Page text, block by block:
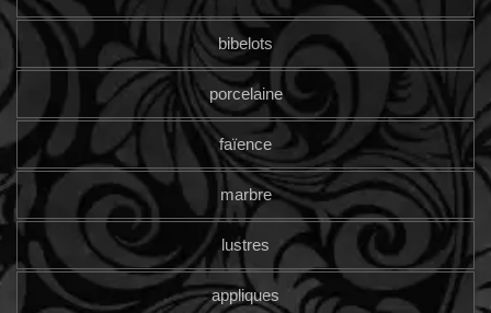
bibelots
porcelaine
faïence
marbre
lustres
appliques